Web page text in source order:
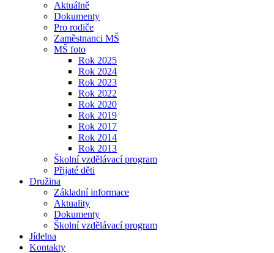
Aktuálně
Dokumenty
Pro rodiče
Zaměstnanci MŠ
MŠ foto
Rok 2025
Rok 2024
Rok 2023
Rok 2022
Rok 2020
Rok 2019
Rok 2017
Rok 2014
Rok 2013
Školní vzdělávací program
Přijaté děti
Družina
Základní informace
Aktuality
Dokumenty
Školní vzdělávací program
Jídelna
Kontakty